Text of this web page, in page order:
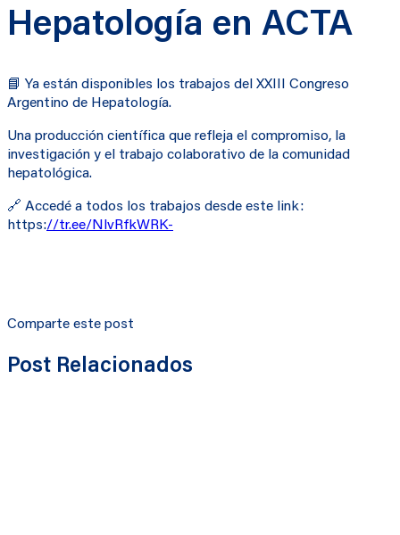
Hepatología en ACTA
📘 Ya están disponibles los trabajos del XXIII Congreso
Argentino de Hepatología.
Una producción científica que refleja el compromiso, la
investigación y el trabajo colaborativo de la comunidad
hepatológica.
🔗 Accedé a todos los trabajos desde este link:
https://tr.ee/NlvRfkWRK-
Comparte este post
Post Relacionados